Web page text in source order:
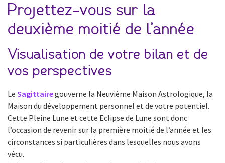
Projettez-vous sur la
deuxième moitié de l’année
Visualisation de votre bilan et de
vos perspectives
Le Sagittairegouverne la Neuvième Maison Astrologique, la
Maison du développement personnel et de votre potentiel.
Cette Pleine Lune et cette Eclipse de Lune sont donc
l’occasion de revenir sur la première moitié de l’année et les
circonstances si particulières dans lesquelles nous avons
vécu.